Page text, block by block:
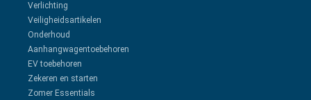
Verlichting
Veiligheidsartikelen
Onderhoud
Aanhangwagentoebehoren
EV toebehoren
Zekeren en starten
Zomer Essentials